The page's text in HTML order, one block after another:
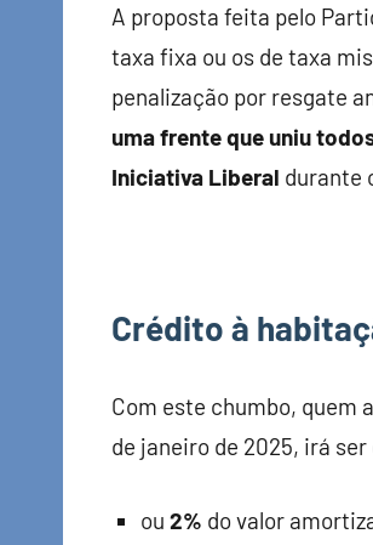
A proposta feita pelo
taxa fixa ou os de taxa
penalização por resgate
uma frente que uniu
Iniciativa Liberal durante
Crédito à
Com este chumbo, quem
de janeiro de 2025, irá
ou 2% do valor